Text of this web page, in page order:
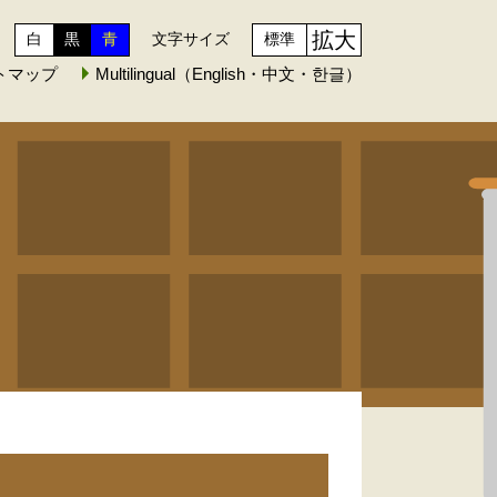
白 黒 青 文字サイズ 標準 拡大
マップ Multilingual（English・中文・한글）